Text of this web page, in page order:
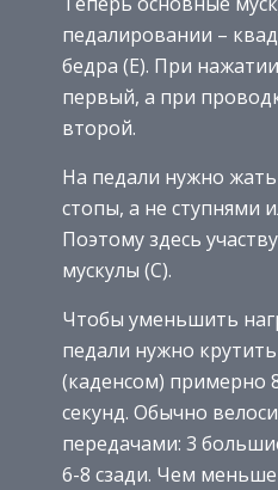
педалировании –
бедра (Е). При
первый, а при
второй.
На педали нужно
стопы, а не ступнями
Поэтому здесь
мускулы (С).
Чтобы уменьшить
педали нужно крутить
(каденсом) примерно
секунд. Обычно
передачами: 3
6-8 сзади. Чем